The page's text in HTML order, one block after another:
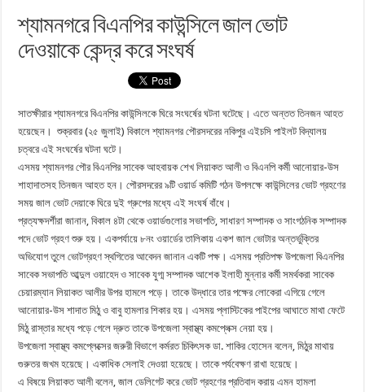
শ্যামনগরে বিএনপির কাউন্সিলে জাল ভোট
দেওয়াকে কেন্দ্র করে সংঘর্ষ
সাতক্ষীরার শ্যামনগরে বিএনপির কাউন্সিলকে ঘিরে সংঘর্ষের ঘটনা ঘটেছে। এতে অন্তত তিনজন আহত
হয়েছেন। শুক্রবার (২৫ জুলাই) বিকালে শ্যামনগর পৌরসদরের নকিপুর এইচসি পাইলট বিদ্যালয়
চত্বরে এই সংঘর্ষের ঘটনা ঘটে।
এসময় শ্যামনগর পৌর বিএনপির সাবেক আহবায়ক শেখ লিয়াকত আলী ও বিএনপি কর্মী আনোয়ার-উস
শাহাদাতসহ তিনজন আহত হন। পৌরসদরের ৯টি ওয়ার্ড কমিটি গঠন উপলক্ষে কাউন্সিলের ভোট গ্রহণের
সময় জাল ভোট দেয়াকে ঘিরে দুই গ্রুপের মধ্যে এই সংঘর্ষ বাঁধে।
প্রত্যক্ষদর্শীরা জানান, বিকাল ৪টা থেকে ওয়ার্ডগুলোর সভাপতি, সাধারণ সম্পাদক ও সাংগঠনিক সম্পাদক
পদে ভোট গ্রহণ শুরু হয়। একপর্যায়ে ৮নং ওয়ার্ডের তালিকায় একশ জাল ভোটার অন্তর্ভুক্তির
অভিযোগ তুলে ভোটগ্রহণ স্থগিতের আবেদন জানান একটি পক্ষ। এসময় প্রতিপক্ষ উপজেলা বিএনপির
সাবেক সভাপতি আব্দুল ওয়াহেদ ও সাবেক যুগ্ম সম্পাদক আশেক ইলাহী মুন্নার কর্মী সমর্থকরা সাবেক
চেয়ারম্যান লিয়াকত আলীর উপর হামলে পড়ে। তাকে উদ্ধারে তার পক্ষের লোকেরা এগিয়ে গেলে
আনোয়ার-উস শাদাত মিঠু ও বাবু হামলার শিকার হয়। এসময় প্লাস্টিকের পাইপের আঘাতে মাথা ফেটে
মিঠু রাস্তার মধ্যে পড়ে গেলে দ্রুত তাকে উপজেলা স্বাস্থ্য কমপ্লেক্স নেয়া হয়।
উপজেলা স্বাস্থ্য কমপ্লেক্সের জরুরী বিভাগে কর্মরত চিকিৎসক ডা. শাকির হোসেন বলেন, মিঠুর মাথায়
গুরুতর জখম হয়েছে। একাধিক সেলাই দেওয়া হয়েছে। তাকে পর্যবেক্ষণ রাখা হয়েছে।
এ বিষয়ে লিয়াকত আলী বলেন, জাল ডেলিগেট করে ভোট গ্রহণের প্রতিবাদ করায় এমন হামলা